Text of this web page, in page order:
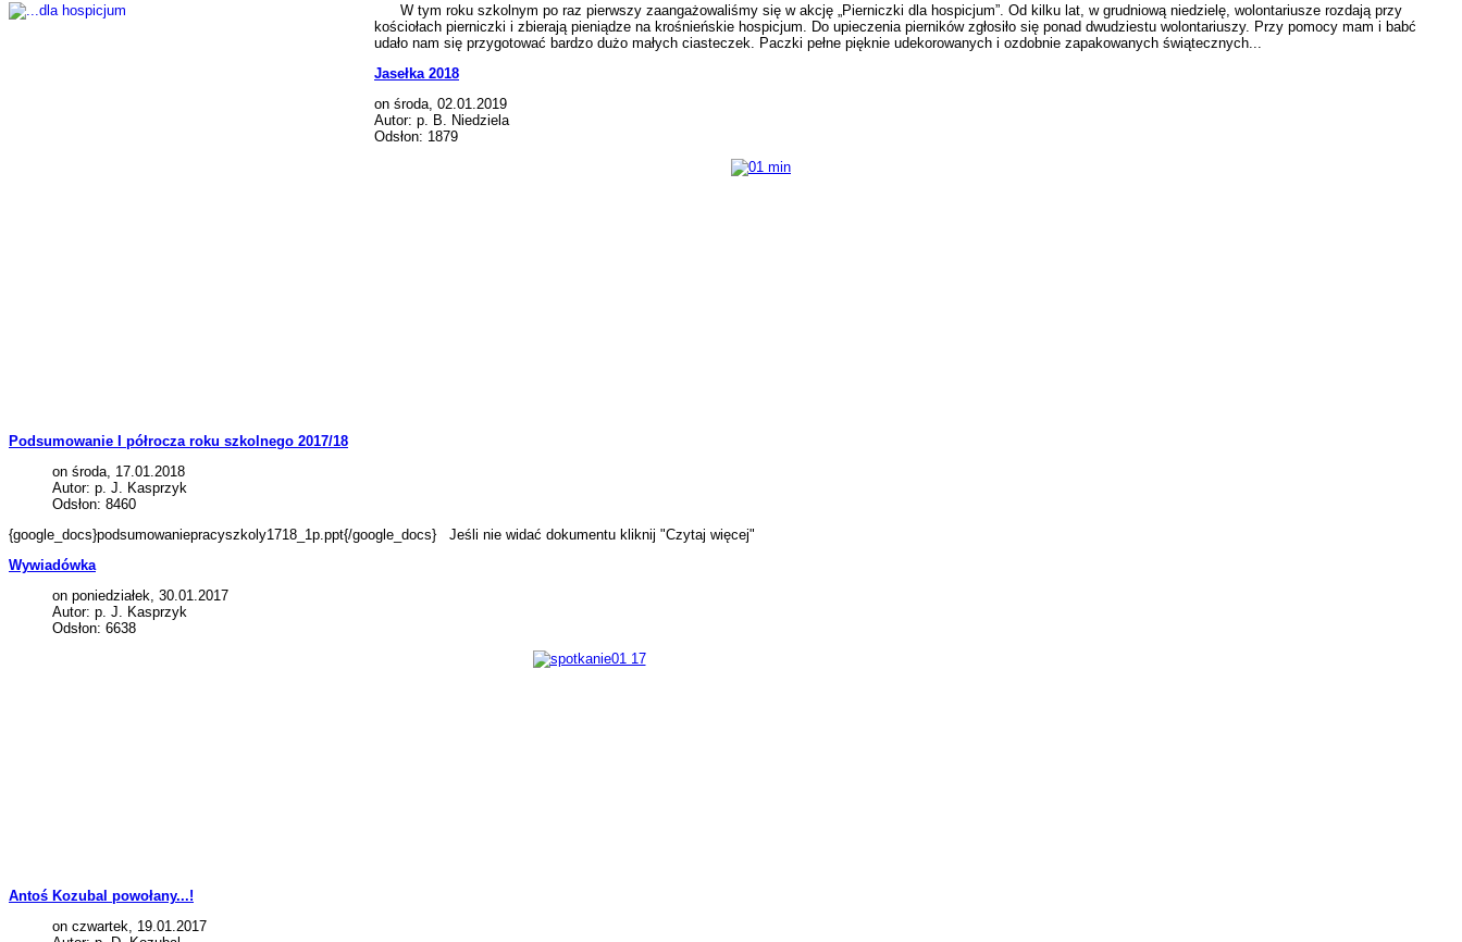
W tym roku szkolnym po raz pierwszy zaangażowaliśmy się w akcję „Pierniczki dla hospicjum”. Od kilku lat, w grudniową niedzielę, wolontariusze rozdają przy
kościołach pierniczki i zbierają pieniądze na krośnieńskie hospicjum. Do upieczenia pierników zgłosiło się ponad dwudziestu wolontariuszy. Przy pomocy mam i babć
udało nam się przygotować bardzo dużo małych ciasteczek. Paczki pełne pięknie udekorowanych i ozdobnie zapakowanych świątecznych...
Jasełka 2018
on środa, 02.01.2019
Autor: p. B. Niedziela
Odsłon: 1879
Podsumowanie I półrocza roku szkolnego 2017/18
on środa, 17.01.2018
Autor: p. J. Kasprzyk
Odsłon: 8460
{google_docs}podsumowaniepracyszkoly1718_1p.ppt{/google_docs} Jeśli nie widać dokumentu kliknij "Czytaj więcej"
Wywiadówka
on poniedziałek, 30.01.2017
Autor: p. J. Kasprzyk
Odsłon: 6638
Antoś Kozubal powołany...!
on czwartek, 19.01.2017